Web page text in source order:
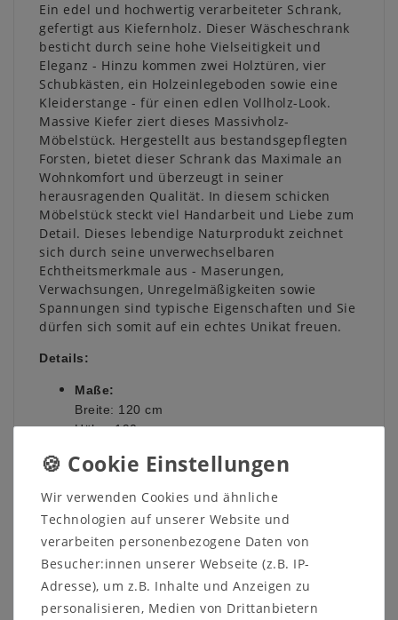
Ein edel und hochwertig verarbeiteter Schrank,
gefertigt aus Kiefernholz. Dieser Wäscheschrank
besticht durch seine hohe Vielseitigkeit und
Eleganz - Hinzu kommen zwei Holztüren, vier
Schubkästen, ein Holzeinlegeboden sowie eine
Kleiderstange - für einen edlen Vollholz-Look.
Massive Kiefer ziert dieses Massivholz-
Möbelstück. Hergestellt aus bestandsgepflegten
Forsten, bietet dieser Schrank das Maximale an
Wohnkomfort und überzeugt in seiner
herausragenden Qualität. In diesem schicken
Möbelstück steckt viel Handarbeit und Liebe zum
Detail. Dieses lebendige Naturprodukt zeichnet
sich durch seine unverwechselbaren
Echtheitsmerkmale aus - Maserungen,
Verwachsungen, Unregelmäßigkeiten sowie
Spannungen sind typische Eigenschaften und Sie
dürfen sich somit auf ein echtes Unikat freuen.
Details:
Maße:
Breite: 120 cm
Höhe: 190 cm
Kiefer
Weiß gewachst
Lieferzustand:
Teilmontiert
Wir verwenden Cookies und ähnliche
Technologien auf unserer Website und
verarbeiten personenbezogene Daten von
Besucher:innen unserer Webseite (z.B. IP-
Adresse), um z.B. Inhalte und Anzeigen zu
personalisieren, Medien von Drittanbietern